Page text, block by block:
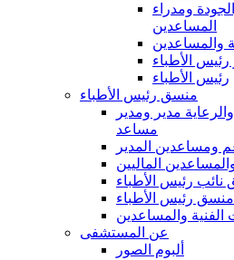
ومدراء
المساعدين
والمساعدين
الأطباء
رئيس الأطباء
منسق رئيس الأطباء
مدير ومدير
مساعد
ومساعدين المدير
الماليين
نائب رئيس الأطباء
منسق رئيس الأطباء
الفنية والمساعدين
عن المستشفى
ألبوم الصور